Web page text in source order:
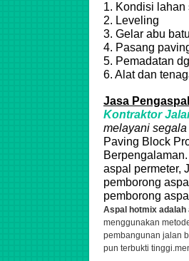
1. Kondisi lahan
2. Leveling
3. Gelar abu batu
4. Pasang
5. Pemadatan
6. Alat dan
Jasa
Kontraktor
melayani
Paving Block
Berpengalaman.
aspal permeter,
pemborong
pemborong
Aspal hotmix adalah
menggunakan
pembangunan jalan
pun terbukti tinggi.